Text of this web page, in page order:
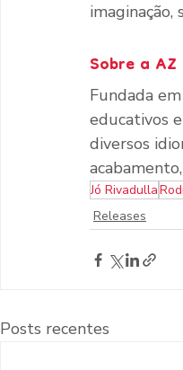
Sobre a
Fundada
educativos
diversos
Jó Rivadulla
Releases
Posts recentes